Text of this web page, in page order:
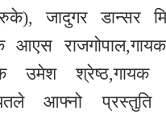
जादुगर डान्सर
आएस
उमेश श्रेष्ठ,गायक
आफ्नो प्रस्तुति